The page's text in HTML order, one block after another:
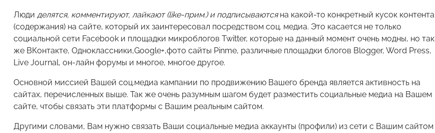
Люди делятся, комментируют, лайкают (like-прим.) и подписываютсяна какой-то конкретный кусок контента
(содержания) на сайте, который их заинтересовал посредством соц. медиа. Это касается не только
социальной сети Facebook и площадки микроблогов Twitter, которые на данный момент очень модны, но так
же ВКонтакте, Одноклассники,Google+,фото сайты Pinme, различные площадки блогов Blogger, Word Press,
Live Journal, он-лайн форумы и многое, многое другое.
Основной миссией Вашей соц.медиа кампании по продвижению Вашего бренда является активность на
сайтах, перечисленных выше. Так же очень разумным шагом будет разместить социальные медиа на Вашем
сайте, чтобы связать эти платформы с Вашим реальным сайтом.
Другими словами, Вам нужно связать Ваши социальные медиа аккаунты (профили) из сети с Вашим сайтом